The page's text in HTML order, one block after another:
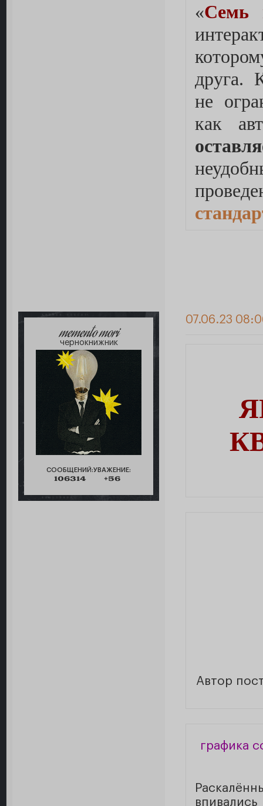
«Семь
друга.
не
как
memento mori
чернокнижник
СООБЩЕНИЙ:
106314
УВАЖЕНИЕ:
+56
07.06.23
Автор
графика